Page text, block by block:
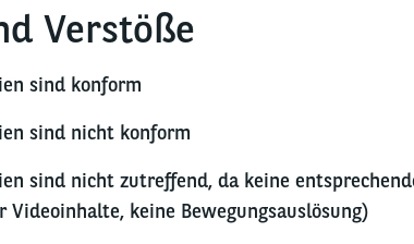
Verstöße
sind konform
sind nicht konform
sind nicht zutreffend, da keine
Videoinhalte, keine Bewegungsauslösung)